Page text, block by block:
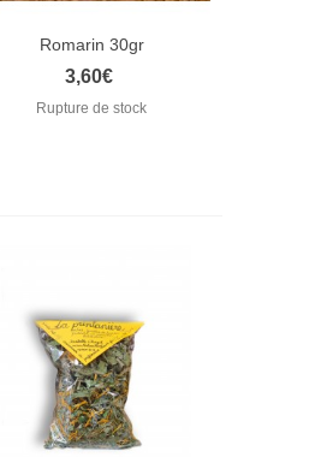
Aperçu rapide
Romarin 30gr
3,60€
Rupture de stock